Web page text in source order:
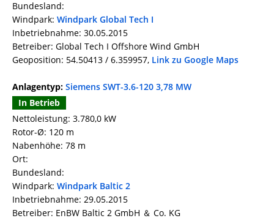
Bundesland:
Windpark: Windpark Global Tech I
Inbetriebnahme: 30.05.2015
Betreiber: Global Tech I Offshore Wind GmbH
Geoposition: 54.50413 / 6.359957, Link zu Google Maps
Anlagentyp: Siemens SWT-3.6-120 3,78 MW
In Betrieb
Nettoleistung: 3.780,0 kW
Rotor-Ø: 120 m
Nabenhöhe: 78 m
Ort:
Bundesland:
Windpark: Windpark Baltic 2
Inbetriebnahme: 29.05.2015
Betreiber: EnBW Baltic 2 GmbH ＆ Co. KG